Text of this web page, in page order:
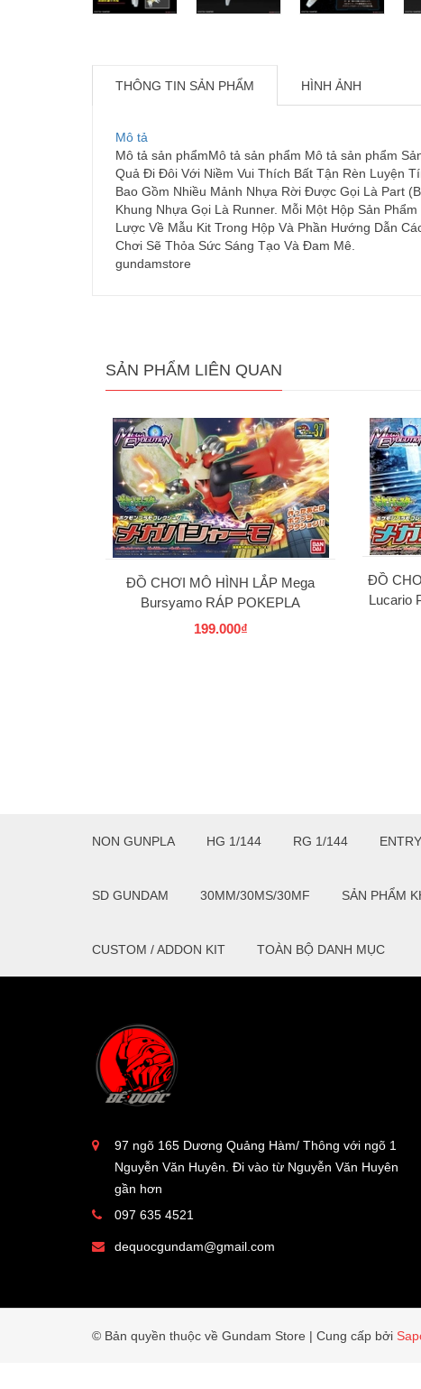
THÔNG TIN SẢN PHẨM HÌNH ẢNH
Mô tả
Mô tả sản phẩmMô tả sản phẩm Mô tả sản phẩm
Quả Đi Đôi Với Niềm Vui Thích Bất Tận Rèn Luyện
Bao Gồm Nhiều Mảnh Nhựa Rời Được Gọi Là Part
Khung Nhựa Gọi Là Runner. Mỗi Một Hộp Sản
Lược Về Mẫu Kit Trong Hộp Và Phần Hướng Dẫn
Chơi Sẽ Thỏa Sức Sáng Tạo Và Đam Mê.
gundamstore
SẢN PHẨM LIÊN QUAN
ĐỒ CHƠI MÔ HÌNH LẮP Mega
Bursyamo RÁP POKEPLA
COLLECTION 37 SELECT SERIES
199.000₫
ĐỒ
Lucario
NON GUNPLA HG 1/144 RG 1/144
SD GUNDAM 30MM/30MS/30MF SẢN PHẨM
CUSTOM / ADDON KIT TOÀN BỘ DANH MỤC
97 ngõ 165 Dương Quảng Hàm/ Thông với ngõ 1
Nguyễn Văn Huyên. Đi vào từ Nguyễn Văn Huyên
gần hơn
097 635 4521
dequocgundam@gmail.com
© Bản quyền thuộc về Gundam Store | Cung cấp bởi